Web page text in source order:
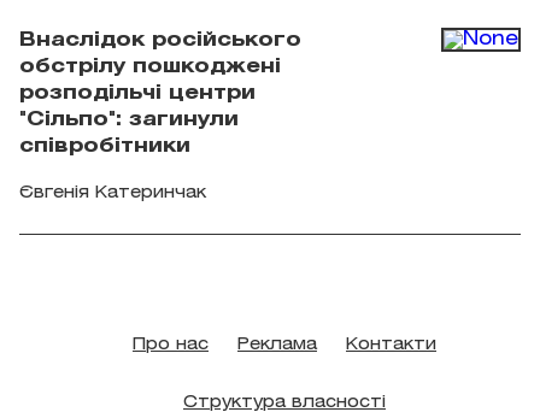
Внаслідок російського
обстрілу пошкоджені
розподільчі центри
"Сільпо": загинули
співробітники
Євгенія Катеринчак
Про нас Реклама Контакти
Структура власності